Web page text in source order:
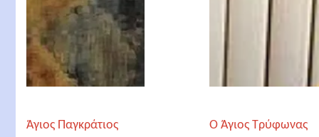
Άγιος Παγκράτιος
Ο Άγιος Τρύφωνας